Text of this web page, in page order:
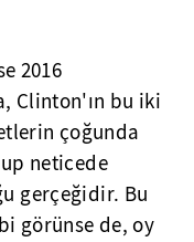
2016
Clinton'ın bu iki
çoğunda
neticede
gerçeğidir. Bu
görünse de, oy